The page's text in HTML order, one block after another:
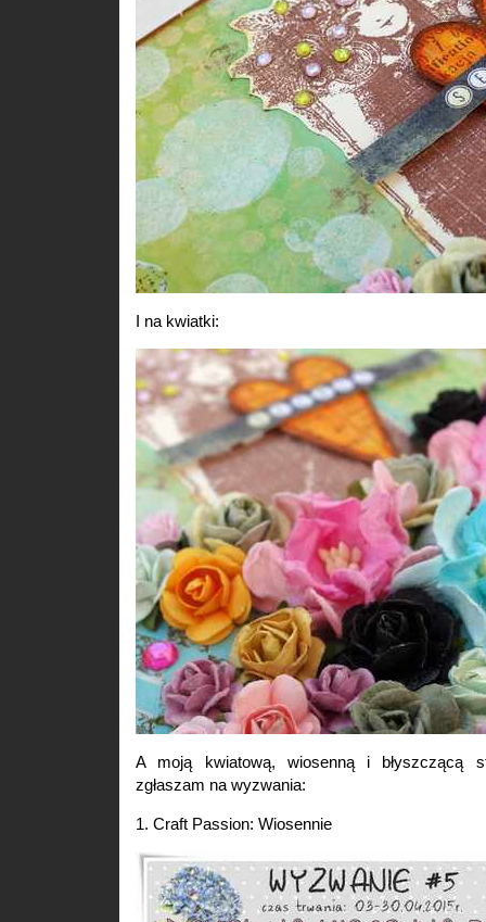
I na kwiatki:
A moją kwiatową, wiosenną i błyszczącą
zgłaszam na wyzwania:
1. Craft Passion: Wiosennie